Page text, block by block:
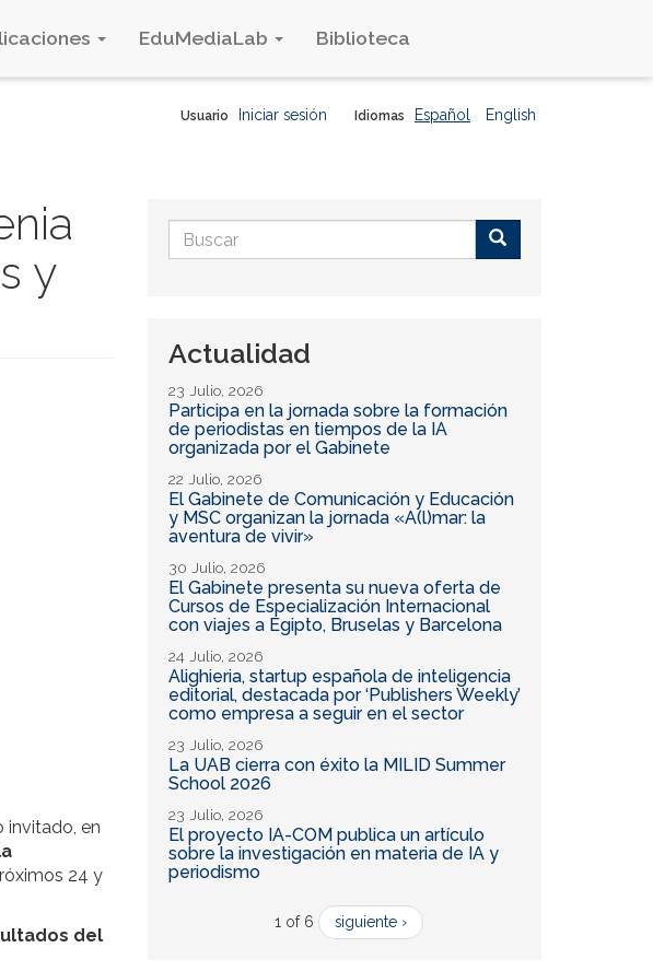
EduMediaLab Biblioteca
Idiomas Español English
Usuario Iniciar sesión
y
invitado, en
24 y
del
Formulario
de
Actualidad
23 Julio, 2026
Participa en la jornada sobre la formación
de periodistas en tiempos de la IA
organizada por el Gabinete
22 Julio, 2026
El Gabinete de Comunicación y Educación
y MSC organizan la jornada «A(l)mar: la
aventura de vivir»
30 Julio, 2026
El Gabinete presenta su nueva oferta de
Cursos de Especialización Internacional
con viajes a Egipto, Bruselas y Barcelona
24 Julio, 2026
Alighieria, startup española de inteligencia
editorial, destacada por ‘Publishers Weekly’
como empresa a seguir en el sector
23 Julio, 2026
La UAB cierra con éxito la MILID Summer
School 2026
23 Julio, 2026
El proyecto IA-COM publica un artículo
sobre la investigación en materia de IA y
periodismo
1 of 6 siguiente ›